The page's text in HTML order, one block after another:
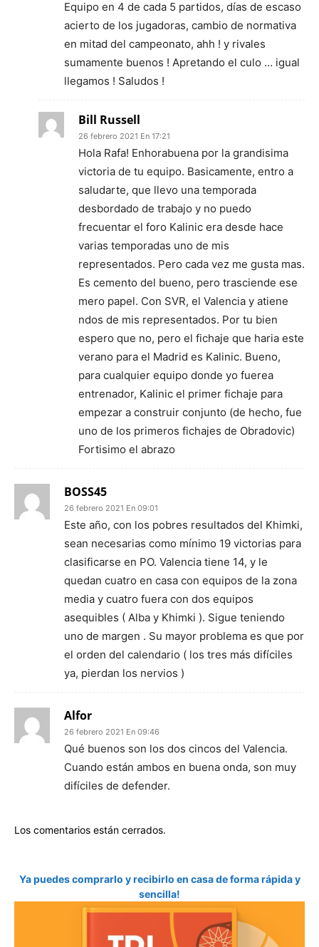
Equipo en 4 de cada 5 partidos, días de escaso
acierto de los jugadoras, cambio de normativa
en mitad del campeonato, ahh ! y rivales
sumamente buenos ! Apretando el culo … igual
llegamos ! Saludos !
Bill Russell
26 febrero 2021 En 17:21
Hola Rafa! Enhorabuena por la grandisima
victoria de tu equipo. Basicamente, entro a
saludarte, que llevo una temporada
desbordado de trabajo y no puedo
frecuentar el foro Kalinic era desde hace
varias temporadas uno de mis
representados. Pero cada vez me gusta mas.
Es cemento del bueno, pero trasciende ese
mero papel. Con SVR, el Valencia y atiene
ndos de mis representados. Por tu bien
espero que no, pero el fichaje que haria este
verano para el Madrid es Kalinic. Bueno,
para cualquier equipo donde yo fuerea
entrenador, Kalinic el primer fichaje para
empezar a construir conjunto (de hecho, fue
uno de los primeros fichajes de Obradovic)
Fortisimo el abrazo
BOSS45
26 febrero 2021 En 09:01
Este año, con los pobres resultados del Khimki,
sean necesarias como mínimo 19 victorias para
clasificarse en PO. Valencia tiene 14, y le
quedan cuatro en casa con equipos de la zona
media y cuatro fuera con dos equipos
asequibles ( Alba y Khimki ). Sigue teniendo
uno de margen . Su mayor problema es que por
el orden del calendario ( los tres más difíciles
ya, pierdan los nervios )
Alfor
26 febrero 2021 En 09:46
Qué buenos son los dos cincos del Valencia.
Cuando están ambos en buena onda, son muy
difíciles de defender.
Los comentarios están cerrados.
Ya puedes comprarlo y recibirlo en casa de forma rápida y
sencilla!